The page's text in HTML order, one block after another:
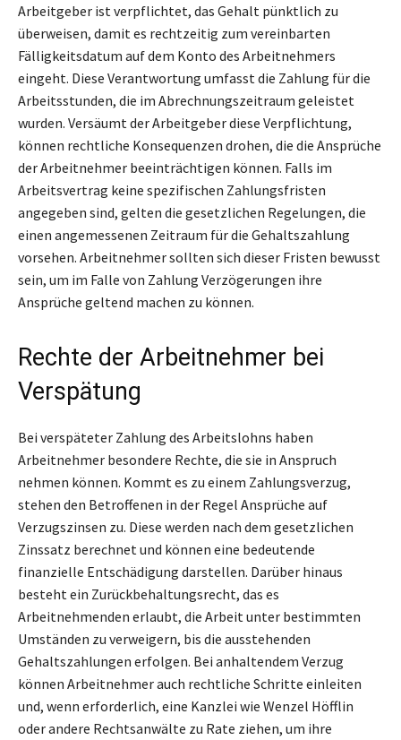
Arbeitgeber ist verpflichtet, das Gehalt pünktlich zu
überweisen, damit es rechtzeitig zum vereinbarten
Fälligkeitsdatum auf dem Konto des Arbeitnehmers
eingeht. Diese Verantwortung umfasst die Zahlung für die
Arbeitsstunden, die im Abrechnungszeitraum geleistet
wurden. Versäumt der Arbeitgeber diese Verpflichtung,
können rechtliche Konsequenzen drohen, die die Ansprüche
der Arbeitnehmer beeinträchtigen können. Falls im
Arbeitsvertrag keine spezifischen Zahlungsfristen
angegeben sind, gelten die gesetzlichen Regelungen, die
einen angemessenen Zeitraum für die Gehaltszahlung
vorsehen. Arbeitnehmer sollten sich dieser Fristen bewusst
sein, um im Falle von Zahlung Verzögerungen ihre
Ansprüche geltend machen zu können.
Rechte der Arbeitnehmer bei
Verspätung
Bei verspäteter Zahlung des Arbeitslohns haben
Arbeitnehmer besondere Rechte, die sie in Anspruch
nehmen können. Kommt es zu einem Zahlungsverzug,
stehen den Betroffenen in der Regel Ansprüche auf
Verzugszinsen zu. Diese werden nach dem gesetzlichen
Zinssatz berechnet und können eine bedeutende
finanzielle Entschädigung darstellen. Darüber hinaus
besteht ein Zurückbehaltungsrecht, das es
Arbeitnehmenden erlaubt, die Arbeit unter bestimmten
Umständen zu verweigern, bis die ausstehenden
Gehaltszahlungen erfolgen. Bei anhaltendem Verzug
können Arbeitnehmer auch rechtliche Schritte einleiten
und, wenn erforderlich, eine Kanzlei wie Wenzel Höfflin
oder andere Rechtsanwälte zu Rate ziehen, um ihre